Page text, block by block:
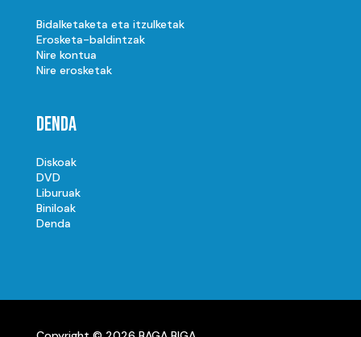
Bidalketaketa eta itzulketak
Erosketa-baldintzak
Nire kontua
Nire erosketak
Denda
Diskoak
DVD
Liburuak
Biniloak
Denda